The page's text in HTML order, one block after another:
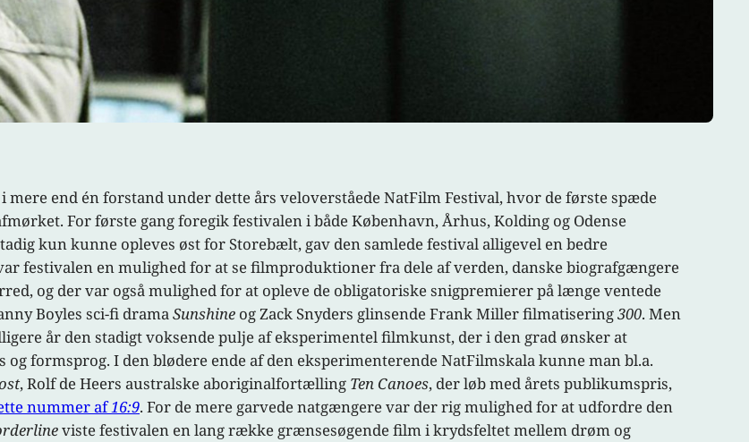
end én forstand under dette års veloverståede NatFilm Festival, hvor de første spæde
For første gang foregik festivalen i både København, Århus, Kolding og Odense
kun kunne opleves øst for Storebælt, gav den samlede festival alligevel en bedre
festivalen en mulighed for at se filmproduktioner fra dele af verden, danske biografgængere
og der var også mulighed for at opleve de obligatoriske snigpremierer på længe ventede
Boyles sci-fi dramaSunshine og Zack Snyders glinsende Frank Miller filmatisering300. Men
år den stadigt voksende pulje af eksperimentel filmkunst, der i den grad ønsker at
formsprog. I den blødere ende af den eksperimenterende NatFilmskala kunne man bl.a.
, Rolf de Heers australske aboriginalfortælling Ten Canoes, der løb med årets publikumspris,
nummer af16:9. For de mere garvede natgængere var der rig mulighed for at udfordre den
viste festivalen en lang række grænsesøgende film i krydsfeltet mellem drøm og